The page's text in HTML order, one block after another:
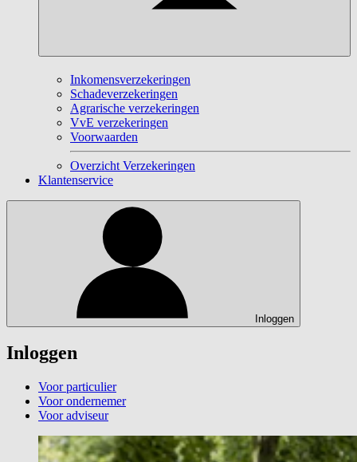
Inkomensverzekeringen
Schadeverzekeringen
Agrarische verzekeringen
VvE verzekeringen
Voorwaarden
Overzicht Verzekeringen
Klantenservice
Inloggen
Inloggen
Voor particulier
Voor ondernemer
Voor adviseur